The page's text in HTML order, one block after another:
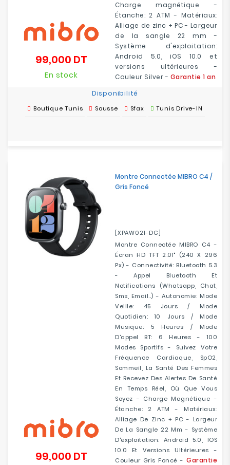
Charge magnétique -
Étanche: 2 ATM - Matériaux:
Alliage de zinc + PC - Largeur
de la sangle 22 mm -
Système d'exploitation:
Android 5.0, iOS 10.0 et
versions ultérieures -
Couleur Silver - Garantie 1 an
99,000 DT
En stock
Disponibilité
Boutique Tunis Sousse Sfax Tunis Drive-IN
Montre Connectée MIBRO C4 /
Gris Foncé
[XPAW021-DG]
Montre Connectée MIBRO C4 -
Écran HD TFT 2.01" (240 X 296
Px) - Connectivité: Bluetooth 5.3
- Appel Bluetooth Et
Notifications (whatsapp, Chat,
Sms, Email..) - Autonomie: Mode
Veille: 45 Jours / Mode
Quotidien: 10 Jours / Mode
Musique: 5 Heures / Mode
D'appel BT: 6 Heures - 100
Modes Sportifs - Suivez Votre
Fréquence Cardiaque, SpO2,
Sommeil, La Santé Des Femmes
Et Recevez Des Alertes De Santé
En Temps Réel, Où Que Vous
Soyez - Charge Magnétique -
Étanche: 2 ATM - Matériaux:
Alliage De Zinc + PC - Largeur
De La Sangle 22 Mm - Système
D'exploitation: Android 5.0, IOS
10.0 Et Versions Ultérieures -
Couleur Gris Foncé - Garantie
99,000 DT